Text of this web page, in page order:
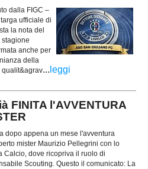
dalla FIGC –
ufficiale di
la nota del
anche per
della
... leggi
FINITA l'AVVENTURA
dopo appena un mese l'avventura
mister Maurizio Pellegrini con lo
Calcio, dove ricopriva il ruolo di
Scouting. Questo il comunicato: La